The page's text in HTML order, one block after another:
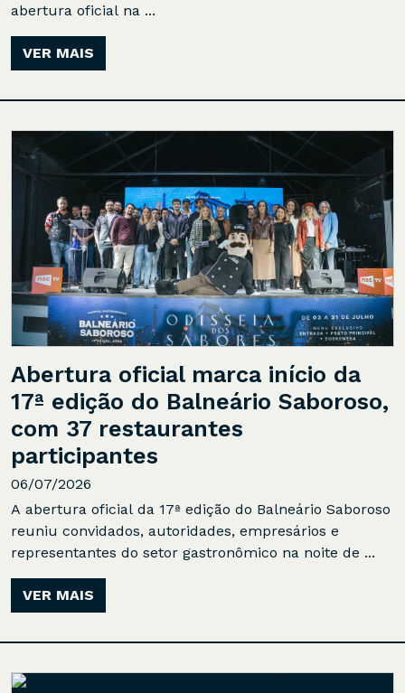
abertura oficial na ...
VER MAIS
Abertura oficial marca início da
17ª edição do Balneário Saboroso,
com 37 restaurantes
participantes
06/07/2026
A abertura oficial da 17ª edição do Balneário Saboroso
reuniu convidados, autoridades, empresários e
representantes do setor gastronômico na noite de ...
VER MAIS